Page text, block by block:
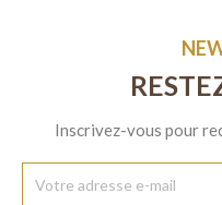
Inscrivez-vous pour